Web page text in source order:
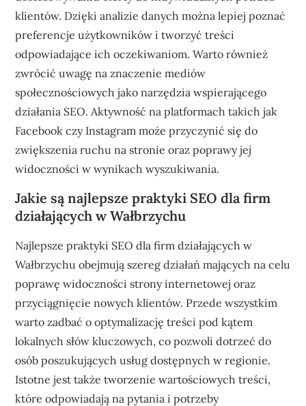
klientów. Dzięki analizie danych można lepiej poznać
preferencje użytkowników i tworzyć treści
odpowiadające ich oczekiwaniom. Warto również
zwrócić uwagę na znaczenie mediów
społecznościowych jako narzędzia wspierającego
działania SEO. Aktywność na platformach takich jak
Facebook czy Instagram może przyczynić się do
zwiększenia ruchu na stronie oraz poprawy jej
widoczności w wynikach wyszukiwania.
Jakie są najlepsze praktyki SEO dla firm
działających w Wałbrzychu
Najlepsze praktyki SEO dla firm działających w
Wałbrzychu obejmują szereg działań mających na celu
poprawę widoczności strony internetowej oraz
przyciągnięcie nowych klientów. Przede wszystkim
warto zadbać o optymalizację treści pod kątem
lokalnych słów kluczowych, co pozwoli dotrzeć do
osób poszukujących usług dostępnych w regionie.
Istotne jest także tworzenie wartościowych treści,
które odpowiadają na pytania i potrzeby